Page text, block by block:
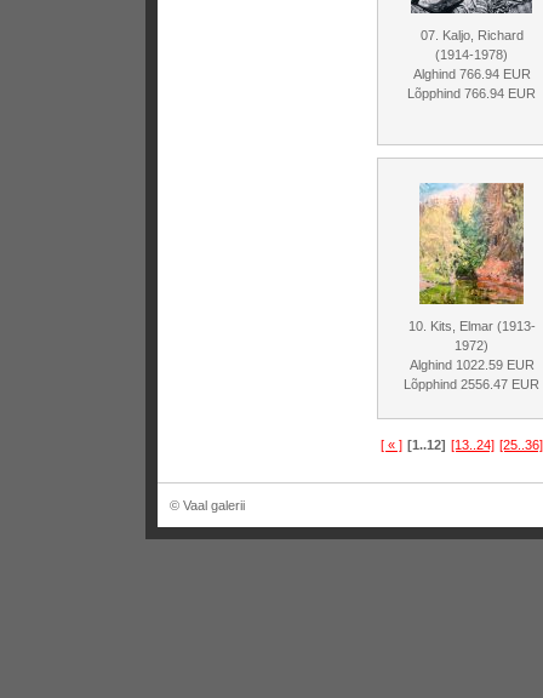
07. Kaljo, Richard
(1914-1978)
Alghind 766.94 EUR
Lõpphind 766.94 EUR
10. Kits, Elmar (1913-
1972)
Alghind 1022.59 EUR
Lõpphind 2556.47 EUR
[ « ] [1..12] [13..24] [25..36]
© Vaal galerii